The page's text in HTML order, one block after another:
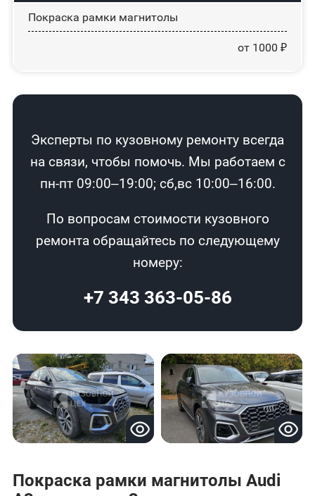
Покраска рамки магнитолы
от 1000 ₽
Эксперты по кузовному ремонту всегда
на связи, чтобы помочь. Мы работаем с
пн-пт 09:00–19:00; сб,вс 10:00–16:00.
По вопросам стоимости кузовного
ремонта обращайтесь по следующему
номеру:
+7 343 363-05-86
Покраска рамки магнитолы Audi